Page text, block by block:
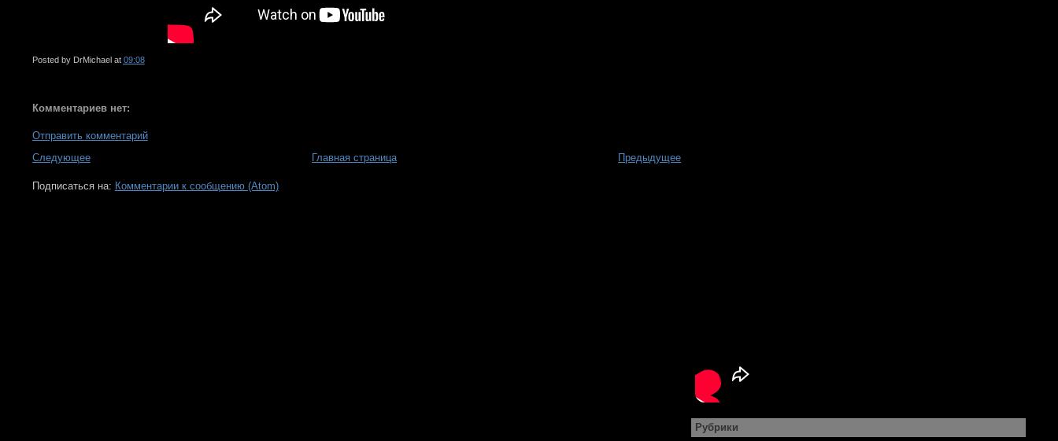
Posted by DrMichael at 09:08
Комментариев нет:
Отправить комментарий
Следующее
Предыдущее
Главная страница
Подписаться на: Комментарии к сообщению (Atom)
Рубрики